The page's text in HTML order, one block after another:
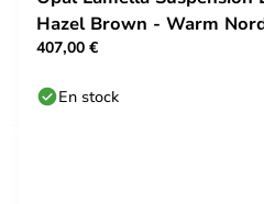
Hazel Brown - Warm
407,00 €
En stock